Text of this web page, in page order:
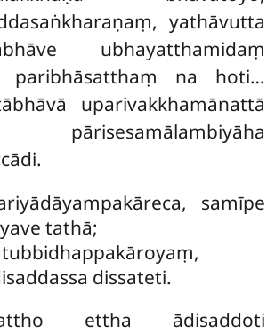
yathāvutta
ubhayatthamidaṃ
paribhāsatthaṃ na hoti…
uparivakkhamānattā
samīpe
tathā;
dissateti.
ettha ādisaddoti